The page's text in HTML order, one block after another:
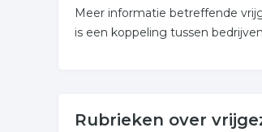
Meer informatie betreffende
is een koppeling tussen
Rubrieken over